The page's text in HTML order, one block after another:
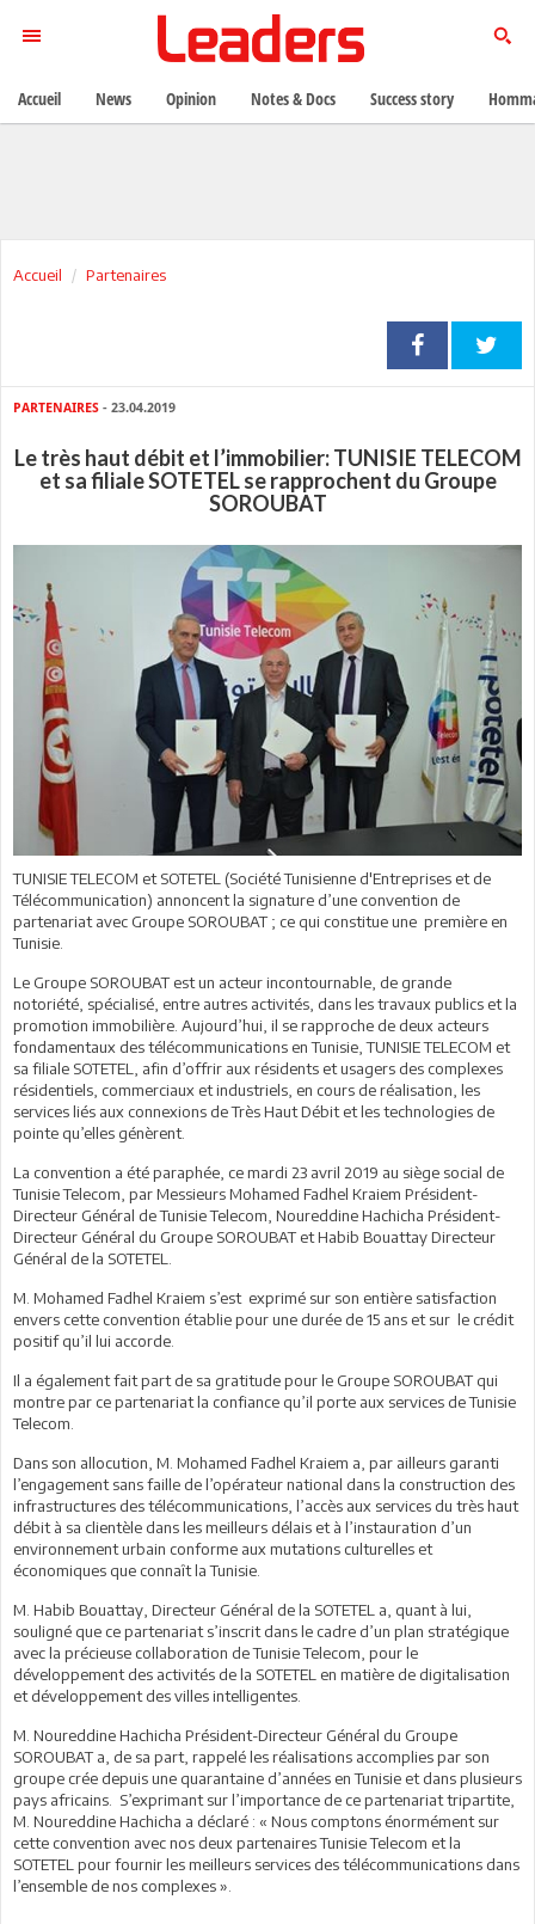
Accueil Partenaires
PARTENAIRES - 23.04.2019
Le très haut débit et l’immobilier: TUNISIE TELECOM
et sa filiale SOTETEL se rapprochent du Groupe
SOROUBAT
TUNISIE TELECOM et SOTETEL (Société Tunisienne d'Entreprises et de
Télécommunication) annoncent la signature d’une convention de
partenariat avec Groupe SOROUBAT ; ce qui constitue une première en
Tunisie.
Le Groupe SOROUBAT est un acteur incontournable, de grande
notoriété, spécialisé, entre autres activités, dans les travaux publics et la
promotion immobilière. Aujourd’hui, il se rapproche de deux acteurs
fondamentaux des télécommunications en Tunisie, TUNISIE TELECOM et
sa filiale SOTETEL, afin d’offrir aux résidents et usagers des complexes
résidentiels, commerciaux et industriels, en cours de réalisation, les
services liés aux connexions de Très Haut Débit et les technologies de
pointe qu’elles génèrent.
La convention a été paraphée, ce mardi 23 avril 2019 au siège social de
Tunisie Telecom, par Messieurs Mohamed Fadhel Kraiem Président-
Directeur Général de Tunisie Telecom, Noureddine Hachicha Président-
Directeur Général du Groupe SOROUBAT et Habib Bouattay Directeur
Général de la SOTETEL.
M. Mohamed Fadhel Kraiem s’est exprimé sur son entière satisfaction
envers cette convention établie pour une durée de 15 ans et sur le crédit
positif qu’il lui accorde.
Il a également fait part de sa gratitude pour le Groupe SOROUBAT qui
montre par ce partenariat la confiance qu’il porte aux services de Tunisie
Telecom.
Dans son allocution, M. Mohamed Fadhel Kraiem a, par ailleurs garanti
l’engagement sans faille de l’opérateur national dans la construction des
infrastructures des télécommunications, l’accès aux services du très haut
débit à sa clientèle dans les meilleurs délais et à l’instauration d’un
environnement urbain conforme aux mutations culturelles et
économiques que connaît la Tunisie.
M. Habib Bouattay, Directeur Général de la SOTETEL a, quant à lui,
souligné que ce partenariat s’inscrit dans le cadre d’un plan stratégique
avec la précieuse collaboration de Tunisie Telecom, pour le
développement des activités de la SOTETEL en matière de digitalisation
et développement des villes intelligentes.
M. Noureddine Hachicha Président-Directeur Général du Groupe
SOROUBAT a, de sa part, rappelé les réalisations accomplies par son
groupe crée depuis une quarantaine d’années en Tunisie et dans plusieurs
pays africains. S’exprimant sur l’importance de ce partenariat tripartite,
M. Noureddine Hachicha a déclaré : « Nous comptons énormément sur
cette convention avec nos deux partenaires Tunisie Telecom et la
SOTETEL pour fournir les meilleurs services des télécommunications dans
l’ensemble de nos complexes ».
Accueil News Opinion Notes & Docs Success story